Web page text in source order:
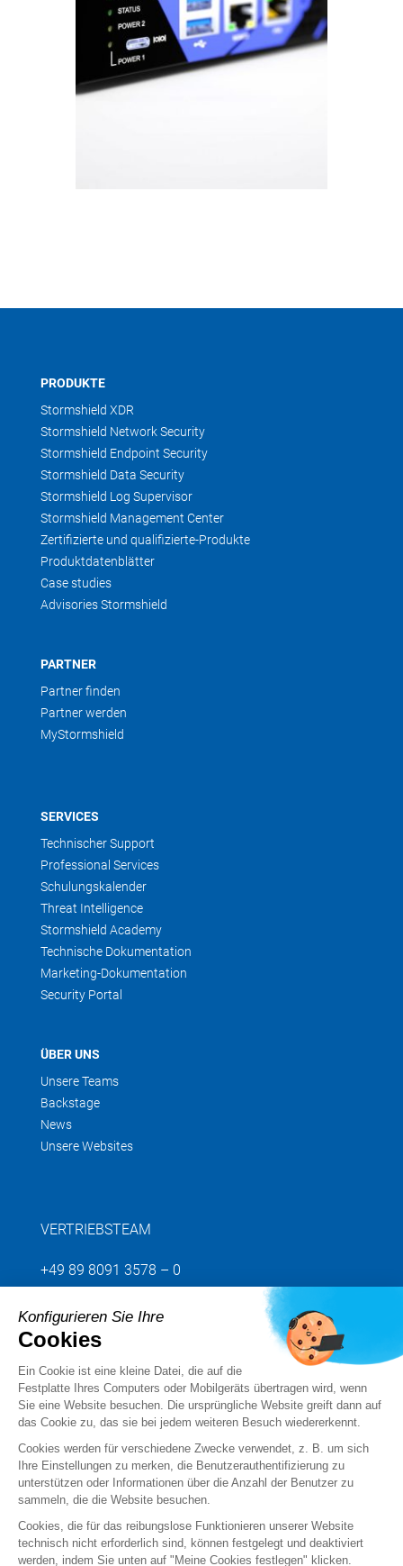
PRODUKTE
Stormshield XDR
Stormshield Network Security
Stormshield Endpoint Security
Stormshield Data Security
Stormshield Log Supervisor
Stormshield Management Center
Zertifizierte und qualifizierte-Produkte
Produktdatenblätter
Case studies
Advisories Stormshield
PARTNER
Partner finden
Partner werden
MyStormshield
SERVICES
Technischer Support
Professional Services
Schulungskalender
Threat Intelligence
Stormshield Academy
Technische Dokumentation
Marketing-Dokumentation
Security Portal
ÜBER UNS
Unsere Teams
Backstage
News
Unsere Websites
VERTRIEBSTEAM
+49 89 8091 3578 – 0
Senden Sie uns Ihre Anfrage
Folgen Sie uns
Konfigurieren Sie Ihre
Cookies
Ein Cookie ist eine kleine Datei, die auf die
Festplatte Ihres Computers oder Mobilgeräts übertragen wird, wenn
Sie eine Website besuchen. Die ursprüngliche Website greift dann auf
das Cookie zu, das sie bei jedem weiteren Besuch wiedererkennt.
Cookies werden für verschiedene Zwecke verwendet, z. B. um sich
Ihre Einstellungen zu merken, die Benutzerauthentifizierung zu
unterstützen oder Informationen über die Anzahl der Benutzer zu
sammeln, die die Website besuchen.
Cookies, die für das reibungslose Funktionieren unserer Website
technisch nicht erforderlich sind, können festgelegt und deaktiviert
werden, indem Sie unten auf "Meine Cookies festlegen" klicken.